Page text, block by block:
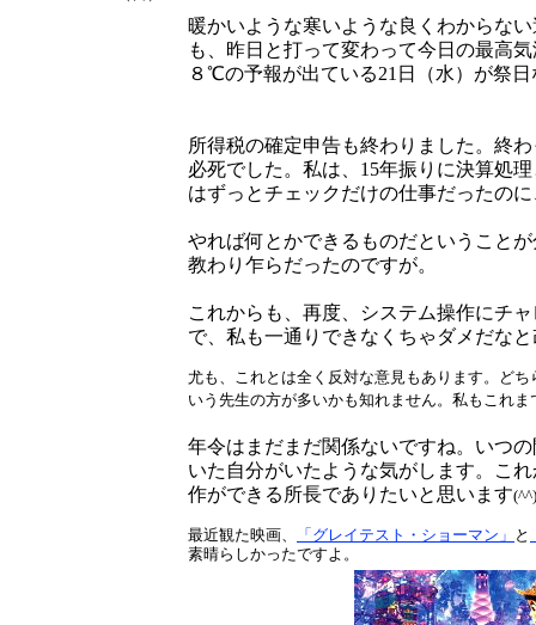
暖かいような寒いような良くわからな
も、昨日と打って変わって今日の最高
８℃の予報が出ている21日（水）が祭
所得税の確定申告も終わりました。終
必死でした。私は、15年振りに決算処
はずっとチェックだけの仕事だったの
やれば何とかできるものだということ
教わり乍らだったのですが。
これからも、再度、システム操作にチ
で、私も一通りできなくちゃダメだな
尤も、これとは全く反対な意見もあります。ど
いう先生の方が多いかも知れません。私もこれま
年令はまだまだ関係ないですね。いつ
いた自分がいたような気がします。こ
作ができる所長でありたいと思います(^^)
最近観た映画、 「グレイテスト・ショーマン」 と
素晴らしかったですよ。